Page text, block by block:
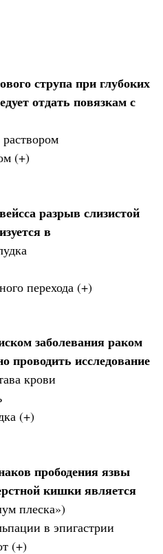
струпа при глубоких
отдать повязкам с
(+)
разрыв слизистой
в
перехода (+)
заболевания раком
проводить исследование
крови
(+)
прободения язвы
кишки является
плеска»)
в эпигастрии
(+)